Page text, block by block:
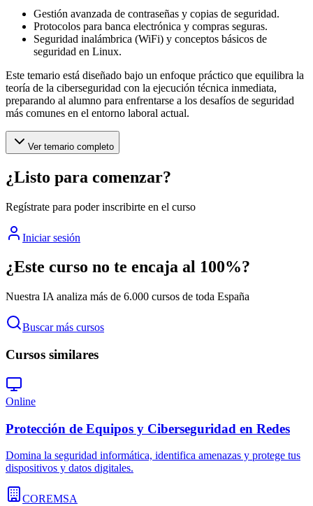
Gestión avanzada de contraseñas y copias de seguridad.
Protocolos para banca electrónica y compras seguras.
Seguridad inalámbrica (WiFi) y conceptos básicos de
seguridad en Linux.
Este temario está diseñado bajo un enfoque práctico que equilibra la
teoría de la ciberseguridad con la ejecución técnica inmediata,
preparando al alumno para enfrentarse a los desafíos de seguridad
más comunes en el entorno laboral actual.
Ver temario completo
¿Listo para comenzar?
Regístrate para poder inscribirte en el curso
Iniciar sesión
¿Este curso no te encaja al 100%?
Nuestra IA analiza más de 6.000 cursos de toda España
Buscar más cursos
Cursos similares
Online
Protección de Equipos y Ciberseguridad en Redes
Domina la seguridad informática, identifica amenazas y protege tus
dispositivos y datos digitales.
COREMSA